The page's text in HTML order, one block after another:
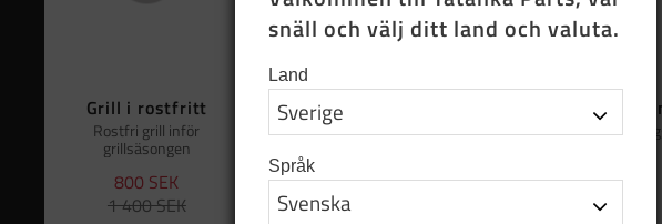
Grill i rostfritt
Rostfri grill inför
grillsäsongen
800 SEK
1 400SEK
Bag tatanka.nu
Tygkasse i svart bomull
95
Emaljmugg
Graverad
159SEK
snäll och välj ditt land och valuta.
Land
Språk